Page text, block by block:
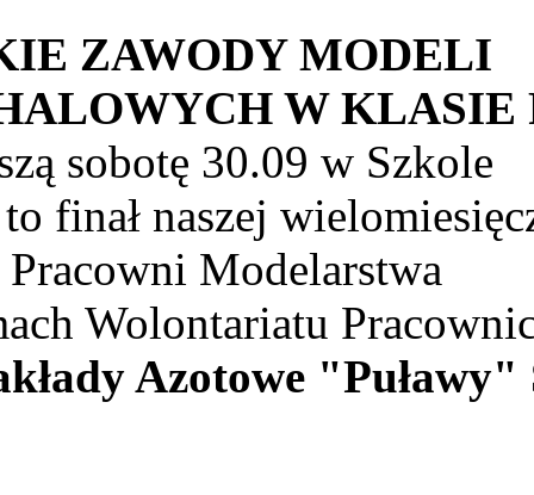
MODELI
W KLASIE
sobotę 30.09 w Szkole
finał naszej
Modelarstwa
Wolontariatu
Azotowe "Puławy"